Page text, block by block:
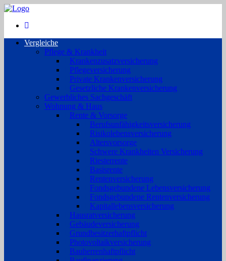
Vergleiche
Pflege & Krankheit
Krankenzusatzversicherung
Pflegeversicherung
Private Krankenversicherung
Gesetzliche Krankenversicherung
Gewerbliches Sachgeschäft
Wohnung & Haus
Rente & Vorsorge
Berufs­unfähigkeitsversicherung
Risikolebensversicherung
Altersvorsorge
Schwere Krankheiten Versicherung
Riesterrente
Basisrente
Rentenversicherung
Fondsgebundene Lebensversicherung
Fondsgebundene Rentenversicherung
Kapitallebensversicherung
Hausratversicherung
Gebäudeversicherung
Grundbesitzerhaftpflicht
Photovoltaikversicherung
Bauherrenhaftpflicht